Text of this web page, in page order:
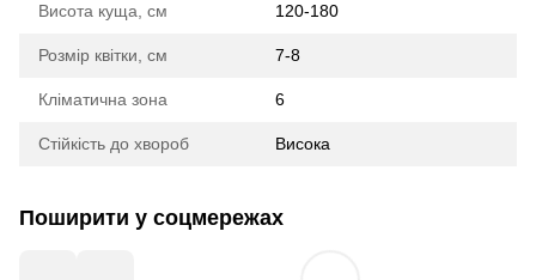
Висота куща, см 120-180
Розмір квітки, см 7-8
Кліматична зона 6
Стійкість до хвороб Висока
Поширити у соцмережах